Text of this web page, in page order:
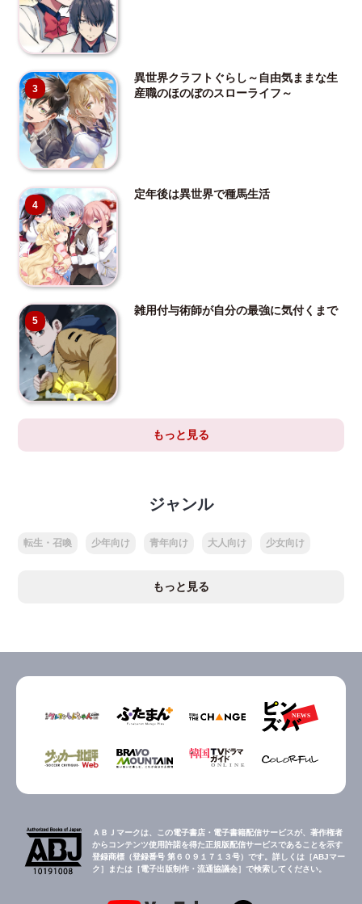
3
異世界クラフトぐらし～自由気ままな生
産職のほのぼのスローライフ～
4
定年後は異世界で種馬生活
5
雑用付与術師が自分の最強に気付くまで
もっと見る
ジャンル
転生・召喚 少年向け 青年向け 大人向け 少女向け
もっと見る
ＡＢＪマークは、この電子書店・電子書籍配信サービスが、著作権者
からコンテンツ使用許諾を得た正規版配信サービスであることを示す
登録商標（登録番号 第６０９１７１３号）です。詳しくは［ABJマー
ク］または［電子出版制作・流通協議会］で検索してください。